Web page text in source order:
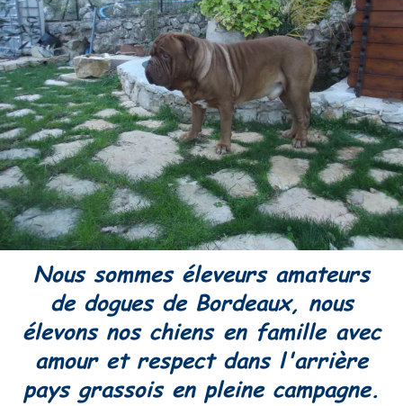
Nous sommes éleveurs amateurs
de dogues de Bordeaux, nous
élevons nos chiens en famille avec
amour et respect dans l'arrière
pays grassois en pleine campagne.